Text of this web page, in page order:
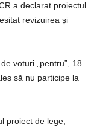
a declarat proiectul
revizuirea și
voturi „pentru”, 18
să nu participe la
proiect de lege,